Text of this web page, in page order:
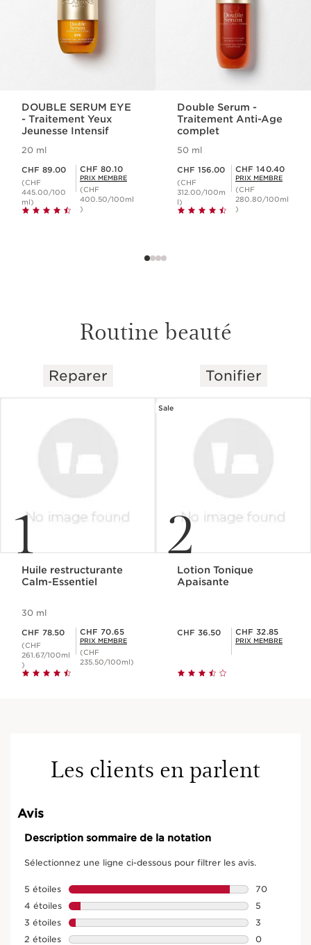
DOUBLE SERUM EYE
- Traitement Yeux
Jeunesse Intensif
20 ml
CHF 89.00
(CHF
445.00/100
ml)
Prix Sérénité CHF 80.10
CHF 80.10
PRIX MEMBRE
(CHF
400.50/100ml
)
Double Serum -
Traitement Anti-Age
complet
50 ml
CHF 156.00
(CHF
312.00/100m
l)
Prix Sérénité CHF 140.40
CHF 140.40
PRIX MEMBRE
(CHF
280.80/100ml
)
Routine beauté
ALLER AU CONTENU
Reparer
1
Huile restructurante
Calm-Essentiel
30 ml
CHF 78.50
(CHF
261.67/100ml
)
Prix Sérénité CHF 70.65
CHF 70.65
PRIX MEMBRE
(CHF
235.50/100ml)
Tonifier
2
Sale
Lotion Tonique
Apaisante
CHF 36.50 Prix Sérénité CHF 32.85
CHF 32.85
PRIX MEMBRE
Les clients en parlent